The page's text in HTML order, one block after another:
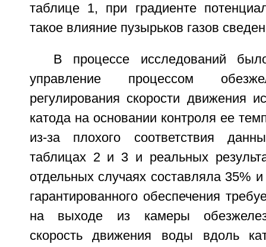
таблице 1, при градиенте
такое влияние пузырьков газов
В процессе исследований
управление процессом
регулирования скорости движения
катода на основании контроля ее
из-за плохого соответствия
таблицах 2 и 3 и реальных
отдельных случаях составляла 35%
гарантированного обеспечения
на выходе из камеры
скорость движения воды вдоль